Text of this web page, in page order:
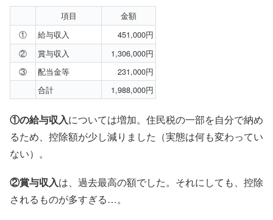
項目
金額
①
給与収入
451,000円
②
賞与収入
1,306,000円
③
配当金等
231,000円
合計
1,988,000円
①の給与収入については増加。住民税の一部を自分で納め
るため、控除額が少し減りました（実態は何も変わってい
ない）。
②賞与収入は、過去最高の額でした。それにしても、控除
されるものが多すぎる…。